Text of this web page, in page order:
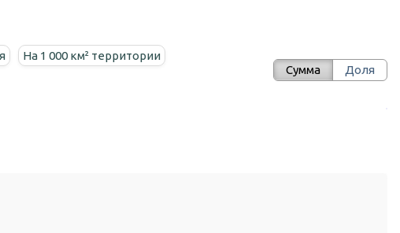
На 1 000 км² территории
Сумма Доля